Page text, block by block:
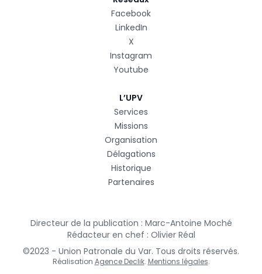
Facebook
LinkedIn
X
Instagram
Youtube
L’UPV
Services
Missions
Organisation
Délagations
Historique
Partenaires
Directeur de la publication : Marc-Antoine Moché
Rédacteur en chef : Olivier Réal
©2023 - Union Patronale du Var. Tous droits réservés.
Réalisation Agence Declik. Mentions légales.